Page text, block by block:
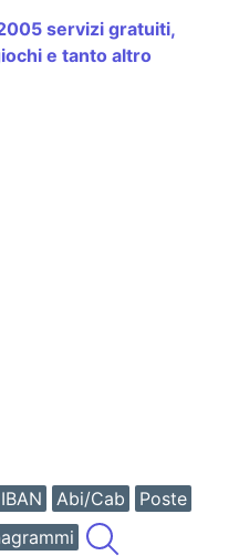
servizi gratuiti,
e tanto altro
Abi/Cab
Poste